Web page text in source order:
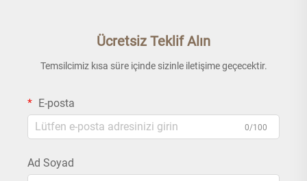
Ücretsiz Teklif Alın
Temsilcimiz kısa süre içinde sizinle iletişime geçecektir.
E-posta
0/100
Ad Soyad